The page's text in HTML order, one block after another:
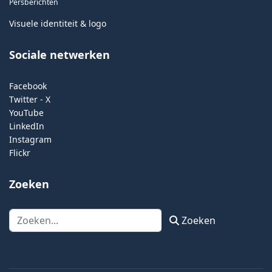
Persberichten
Visuele identiteit & logo
Sociale netwerken
Facebook
Twitter - X
YouTube
LinkedIn
Instagram
Flickr
Zoeken
Zoeken Zoeken